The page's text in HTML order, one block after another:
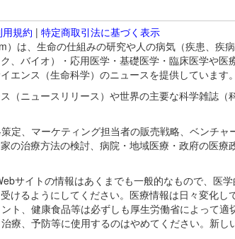
用規約 | 特定商取引法に基づく表示
は、生命の仕組みの研究や人の病気（疾患、疾
、バイオ）・応用医学・基礎医学・臨床医学や
エンス（生命科学）のニュースを提供しています
（ニュースリリース）や世界の主要な科学雑誌
定、マーケティング担当者の販売戦略、ベンチ
の治療方法の検討、病院・地域医療・政府の医
サイトの情報はあくまでも一般的なもので、医
けるようにしてください。医療情報は日々変化
ト、健康食品等は必ずしも厚生労働省によって
療、予防等に使用するのはやめてください。新